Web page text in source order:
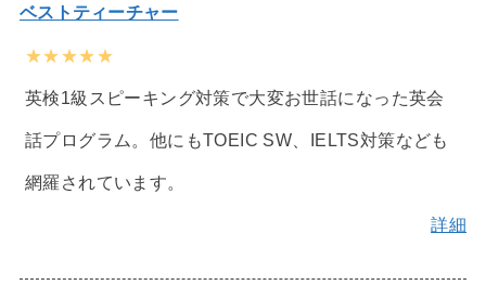
ベストティーチャー
★★★★★
英検1級スピーキング対策で大変お世話になった英会
話プログラム。他にもTOEIC SW、IELTS対策なども
網羅されています。
詳細